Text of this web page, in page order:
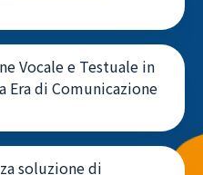
altamente
Vocale e Testuale in
di Comunicazione